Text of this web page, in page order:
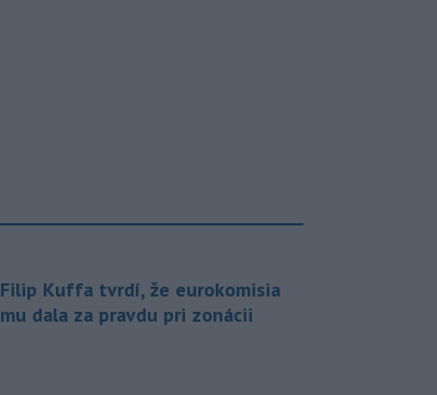
Filip Kuffa tvrdí, že eurokomisia
mu dala za pravdu pri zonácii